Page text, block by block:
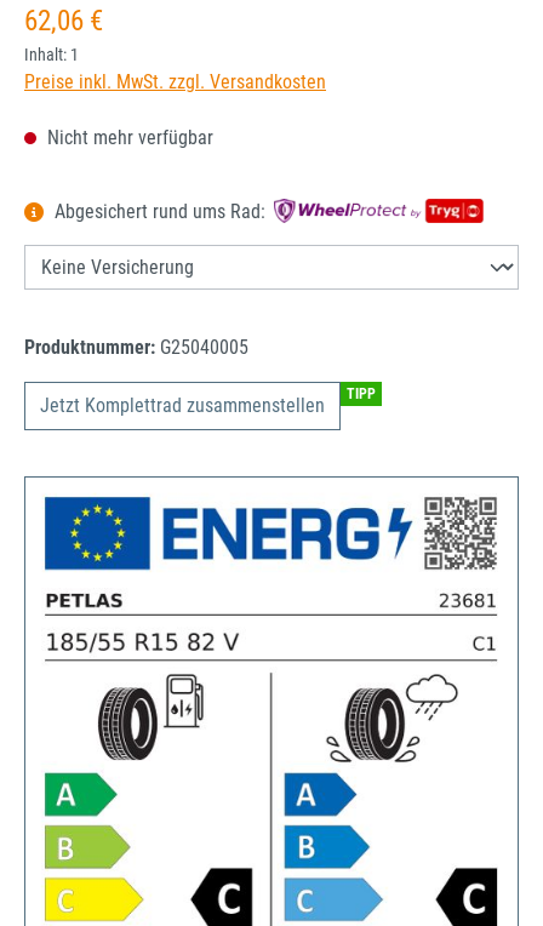
Regulärer Preis:
62,06 €
Inhalt: 1
Preise inkl. MwSt. zzgl. Versandkosten
Nicht mehr verfügbar
Abgesichert rund ums Rad:
Produktnummer: G25040005
Jetzt Komplettrad zusammenstellen TIPP